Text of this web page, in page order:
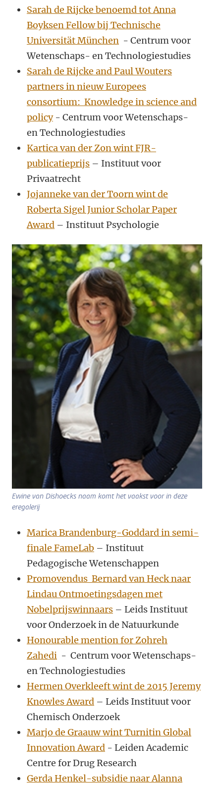
Sarah de Rijcke benoemd tot Anna
Boyksen Fellow bij Technische
Universität München - Centrum voor
Wetenschaps- en Technologiestudies
Sarah de Rijcke and Paul Wouters
partners in nieuw Europees
consortium: Knowledge in science and
policy- Centrum voor Wetenschaps-
en Technologiestudies
Kartica van der Zon wint FJR-
publicatieprijs – Instituut voor
Privaatrecht
Jojanneke van der Toorn wint de
Roberta Sigel Junior Scholar Paper
Award – Instituut Psychologie
Ewine van Dishoecks naam komt het vaakst voor in deze
eregalerij
Marica Brandenburg-Goddard in semi-
finale FameLab – Instituut
Pedagogische Wetenschappen
Promovendus Bernard van Heck naar
Lindau Ontmoetingsdagen met
Nobelprijswinnaars – Leids Instituut
voor Onderzoek in de Natuurkunde
Honourable mention for Zohreh
Zahedi - Centrum voor Wetenschaps-
en Technologiestudies
Hermen Overkleeft wint de 2015 Jeremy
Knowles Award – Leids Instituut voor
Chemisch Onderzoek
Marjo de Graauw wint Turnitin Global
Innovation Award - Leiden Academic
Centre for Drug Research
Gerda Henkel-subsidie naar Alanna